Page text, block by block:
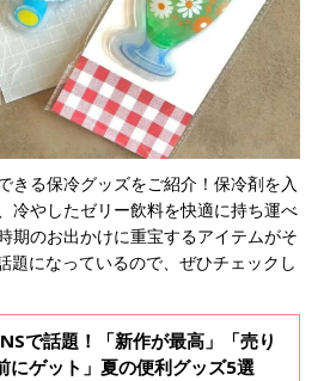
きる保冷グッズをご紹介！保冷剤を入
冷やしたゼリー飲料を快適に持ち運べ
期のお出かけに重宝するアイテムがそ
題になっているので、ぜひチェックし
で話題！「新作が最高」「売り
にゲット」夏の便利グッズ5選